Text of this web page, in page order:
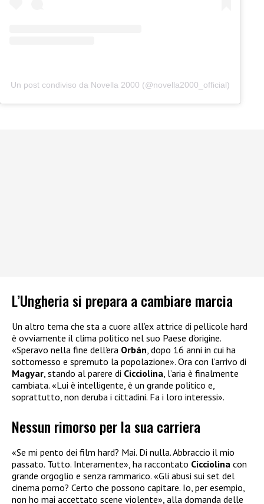
Un post condiviso da Novella 2000 (@novella2000_official)
L’Ungheria si prepara a cambiare marcia
Un altro tema che sta a cuore all’ex attrice di pellicole hard
è ovviamente il clima politico nel suo Paese d’origine.
«Speravo nella fine dell’era Orbán , dopo 16 anni in cui ha
sottomesso e spremuto la popolazione». Ora con l’arrivo di
Magyar , stando al parere di Cicciolina , l’aria è finalmente
cambiata. «Lui è intelligente, è un grande politico e,
soprattutto, non deruba i cittadini. Fa i loro interessi».
Nessun rimorso per la sua carriera
«Se mi pento dei film hard? Mai. Di nulla. Abbraccio il mio
passato. Tutto. Interamente», ha raccontato Cicciolina con
grande orgoglio e senza rammarico. «Gli abusi sui set del
cinema porno? Certo che possono capitare. Io, per esempio,
non ho mai accettato scene violente», alla domanda delle